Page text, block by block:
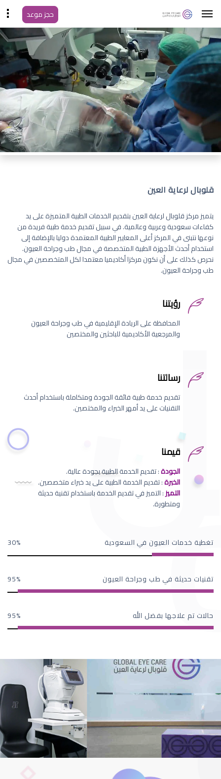
حجز موعد
قلوبال لرعاية العين
يتميز مركز قلوبال لرعاية العين بتقديم الخدمات الطبية المتميزة على يد
كفاءات سعودية وعربية وعالمية. في سبيل تقديم خدمة طبية فريدة من
نوعها نتبنى في المركز أعلى المعايير الطبية المعتمدة دوليا بالإضافة إلى
استخدام أحدث الأجهزة الطبية المتخصصة في مجال طب وجراحة العيون.
نحرص كذلك على أن نكون مركزا أكاديميا معتمدا لكل المتخصصين في مجال
طب وجراحة العيون.
رؤيتنا
المحافظة على الريادة الإقليمية في طب وجراحة العيون
والمرجعية الأكاديمية للباحثين والمختصين
رسالتنا
تقديم خدمة طبية فائقة الجودة ومتكاملة باستخدام أحدث
التقنيات على يد أمهر الخبراء والمختصين.
قيمنا
الجودة: تقديم الخدمة الطبية بجودة عالية.
الخبرة: تقديم الخدمة الطبية على يد خبراء متخصصين.
التميز: التميز في تقديم الخدمة باستخدام تقنية حديثة
ومتطورة.
تغطية خدمات العيون في السعودية 30
تقنيات حديثة في طب وجراحة العيون 95
حالات تم علاجها بفضل الله 95